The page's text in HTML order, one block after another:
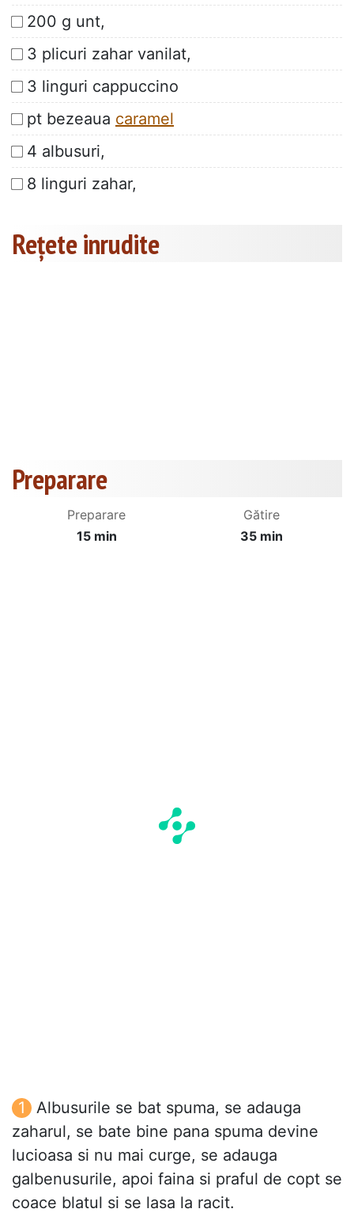
200 g unt,
3 plicuri zahar vanilat,
3 linguri cappuccino
pt bezeaua caramel
4 albusuri,
8 linguri zahar,
Rețete inrudite
Preparare
Preparare
15 min
Gătire
35 min
Albusurile se bat spuma, se adauga
zaharul, se bate bine pana spuma devine
lucioasa si nu mai curge, se adauga
galbenusurile, apoi faina si praful de copt se
coace blatul si se lasa la racit.